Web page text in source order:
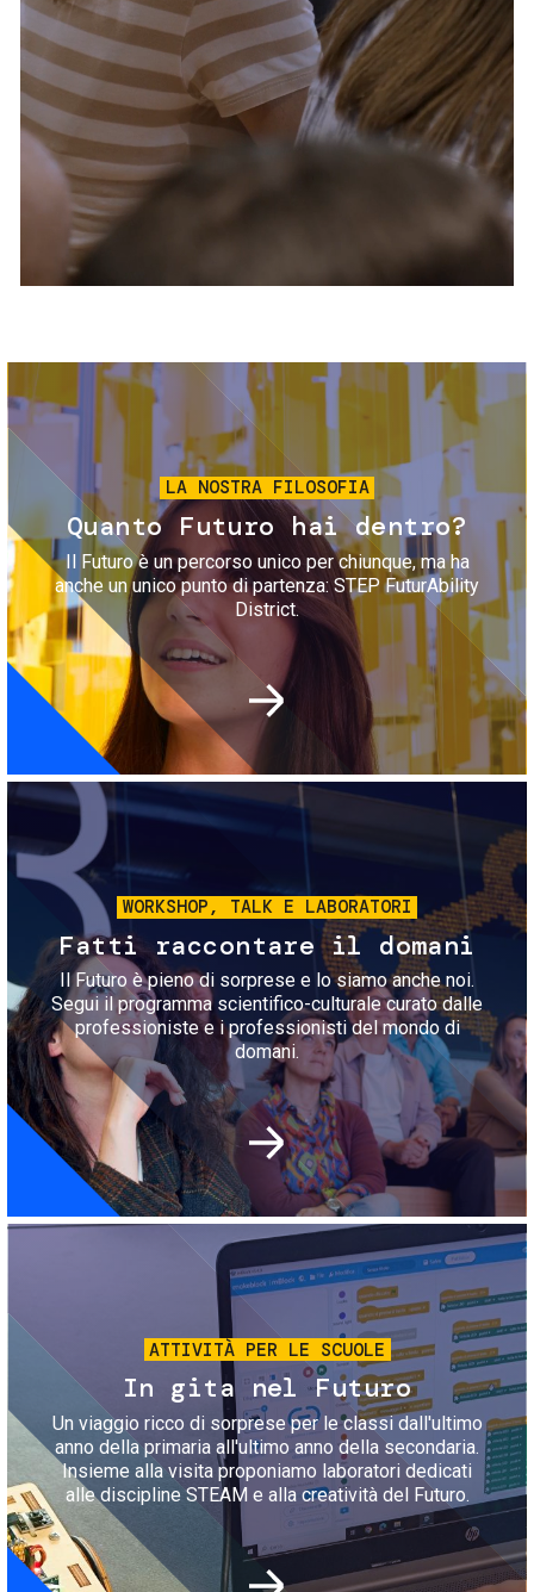
Servizi e accessibilità
Contatti
FAQ
Biglietti
Immagine
LA NOSTRA FILOSOFIA
Quanto Futuro hai dentro?
Il Futuro è un percorso unico per chiunque, ma ha
anche un unico punto di partenza: STEP FuturAbility
District.
Immagine
WORKSHOP, TALK E LABORATORI
Fatti raccontare il domani
Il Futuro è pieno di sorprese e lo siamo anche noi.
Segui il programma scientifico-culturale curato dalle
professioniste e i professionisti del mondo di
domani.
Immagine
ATTIVITÀ PER LE SCUOLE
In gita nel Futuro
Un viaggio ricco di sorprese per le classi dall'ultimo
anno della primaria all'ultimo anno della secondaria.
Insieme alla visita proponiamo laboratori dedicati
alle discipline STEAM e alla creatività del Futuro.